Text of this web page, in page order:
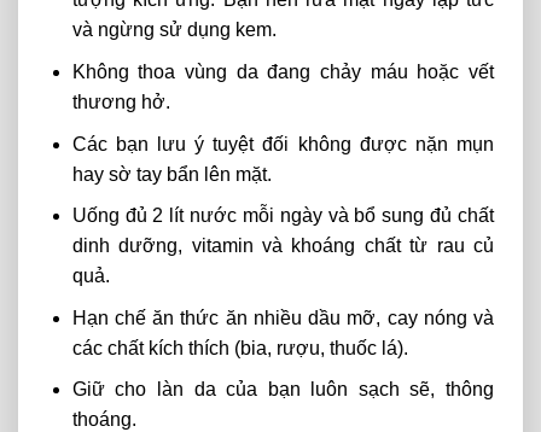
và ngừng sử dụng kem.
Không thoa vùng da đang chảy máu hoặc vết
thương hở.
Các bạn lưu ý tuyệt đối không được nặn mụn
hay sờ tay bẩn lên mặt.
Uống đủ 2 lít nước mỗi ngày và bổ sung đủ chất
dinh dưỡng, vitamin và khoáng chất từ ​​rau củ
quả.
Hạn chế ăn thức ăn nhiều dầu mỡ, cay nóng và
các chất kích thích (bia, rượu, thuốc lá).
Giữ cho làn da của bạn luôn sạch sẽ, thông
thoáng.